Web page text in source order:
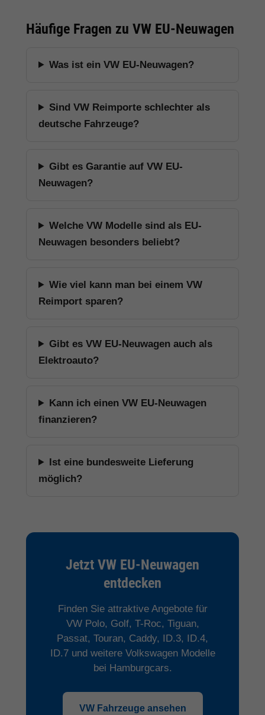
Häufige Fragen zu VW EU-Neuwagen
Was ist ein VW EU-Neuwagen?
Sind VW Reimporte schlechter als
deutsche Fahrzeuge?
Gibt es Garantie auf VW EU-
Neuwagen?
Welche VW Modelle sind als EU-
Neuwagen besonders beliebt?
Wie viel kann man bei einem VW
Reimport sparen?
Gibt es VW EU-Neuwagen auch als
Elektroauto?
Kann ich einen VW EU-Neuwagen
finanzieren?
Ist eine bundesweite Lieferung
möglich?
Jetzt VW EU-Neuwagen
entdecken
Finden Sie attraktive Angebote für
VW Polo, Golf, T-Roc, Tiguan,
Passat, Touran, Caddy, ID.3, ID.4,
ID.7 und weitere Volkswagen Modelle
bei Hamburgcars.
VW Fahrzeuge ansehen